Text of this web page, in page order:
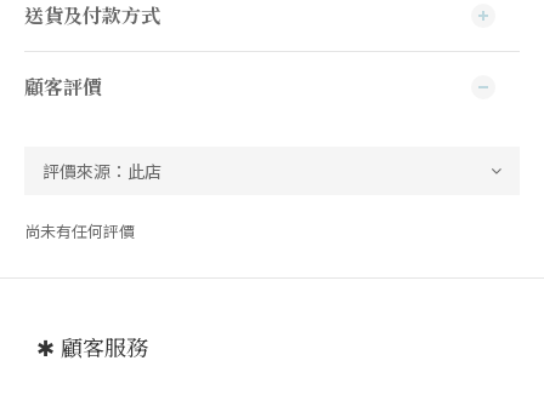
送貨及付款方式
顧客評價
尚未有任何評價
✱ 顧客服務